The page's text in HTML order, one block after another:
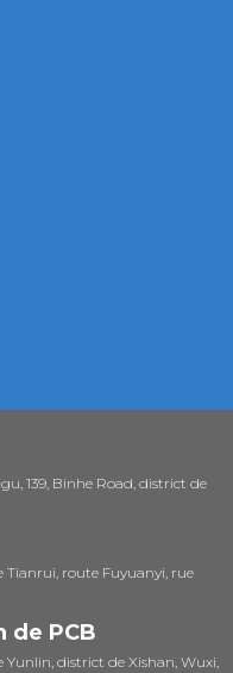
139, Binhe Road, district de
route Fuyuanyi, rue
de PCB
district de Xishan, Wuxi,